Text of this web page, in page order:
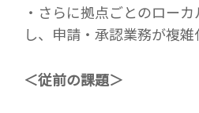
・さらに拠点ごとのロー
し、申請・承認業務が複雑
＜従前の課題＞